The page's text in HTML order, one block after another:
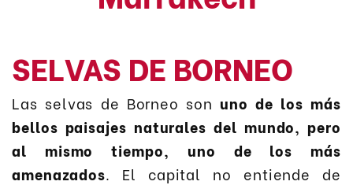
SELVAS DE BORNEO
Las selvas de Borneo son uno de los más
bellos paisajes naturales del mundo, pero
al mismo tiempo, uno de los más
amenazados. El capital no entiende de